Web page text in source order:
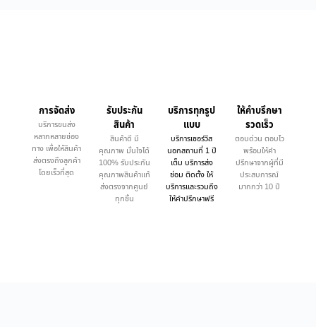
การจัดส่ง
บริการขนส่ง
หลากหลายช่อง
ทาง เพื่อให้สินค้า
ส่งตรงถึงลูกค้า
โดยเร็วที่สุด
รับประกัน
สินค้า
สินค้าดี มี
คุณภาพ มั่นใจได้
100% รับประกัน
คุณภาพสินค้าแท้
ส่งตรงจากศูนย์
ทุกชิ้น
บริการทุกรูป
แบบ
บริการเซอร์วิส
นอกสถานที่ 1 ปี
เต็ม บริการส่ง
ซ่อม ติดตั้ง ให้
บริการและรวมถึง
ให้คำปรึกษาฟรี
ให้คำบรึกษา
รวดเร็ว
ตอบด่วน ตอบไว
พร้อมให้คำ
ปรึกษาจากผู้ที่มี
ประสบการณ์
มากกว่า 10 ปี